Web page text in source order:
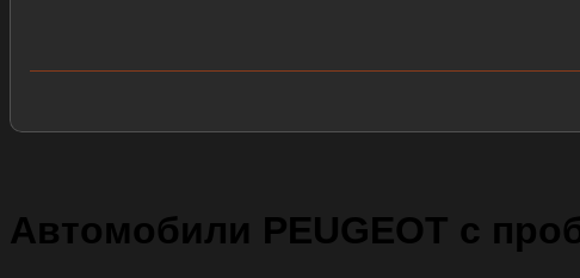
Автомобили PEUGEOT с